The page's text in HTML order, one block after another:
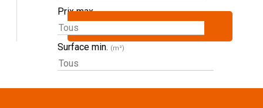
Prix max.
Surface min. (m²)